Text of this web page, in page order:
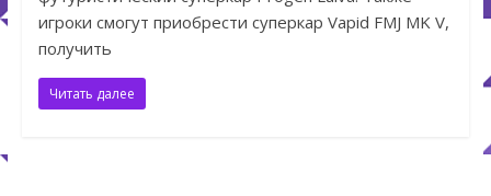
игроки смогут приобрести суперкар Vapid FMJ MK V,
получить
Читать далее